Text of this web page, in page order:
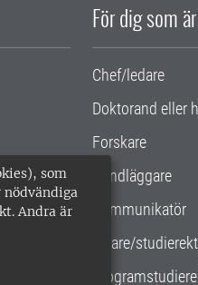
som
nödvändiga
Andra är
För dig som är
Chef/ledare
Doktorand eller
Forskare
Handläggare
Kommunikatör
Lärare/